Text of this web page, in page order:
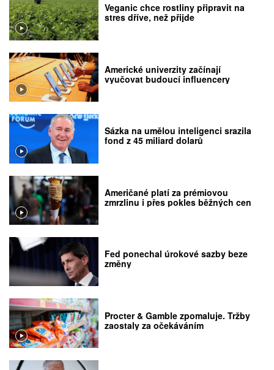
Veganic chce rostliny připravit na
stres dříve, než přijde
Americké univerzity začínají
vyučovat budoucí influencery
Sázka na umělou inteligenci srazila
fond z 45 miliard dolarů
Američané platí za prémiovou
zmrzlinu i přes pokles běžných cen
Fed ponechal úrokové sazby beze
změny
Procter & Gamble zpomaluje. Tržby
zaostaly za očekáváním